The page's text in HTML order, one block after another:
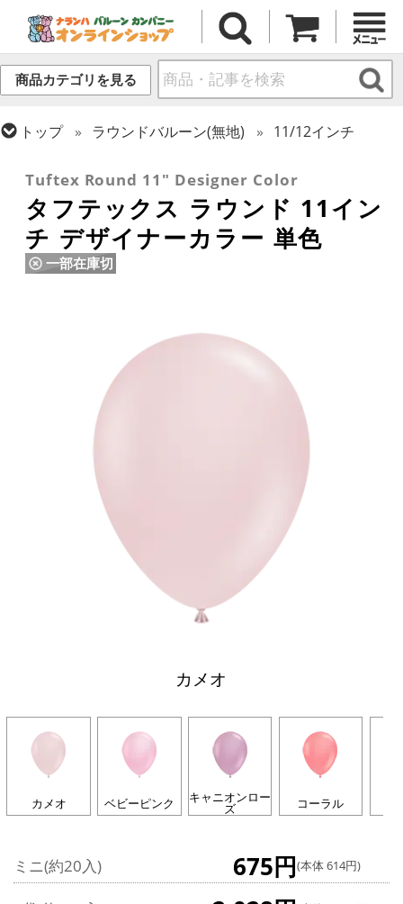
商品カテゴリを見る
トップ ラウンドバルーン(無地)
11/12インチ
Tuftex Round 11" Designer Color
タフテックス ラウンド 11イン
チ デザイナーカラー 単色
一部在庫切
カメオ
カメオ ベビーピンク キャニオンロー
ズ コーラル
ミニ(約20入) 675円(本体 614円)